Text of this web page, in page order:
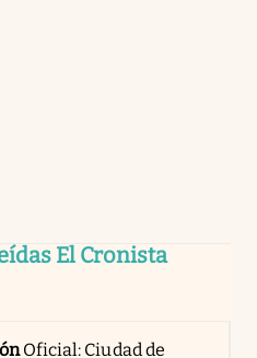
El Cronista
Oficial: Ciudad de